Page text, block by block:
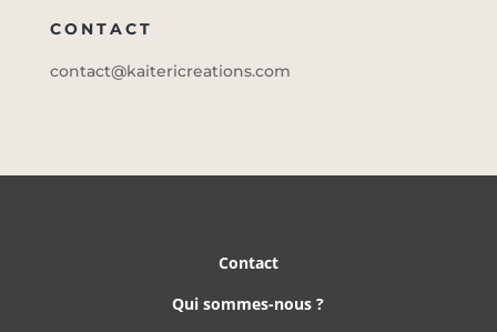
CONTACT
contact@kaitericreations.com
Contact
Qui sommes-nous ?